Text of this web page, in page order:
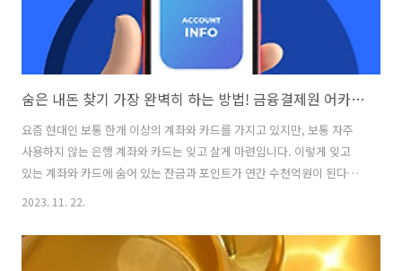
숨은 내돈 찾기 가장 완벽히 하는 방법! 금융결제원 어카운트인포!
요즘 현대인 보통 한개 이상의 계좌와 카드를 가지고 있지만, 보통 자주
사용하지 않는 은행 계좌와 카드는 잊고 살게 마련입니다. 이렇게 잊고
있는 계좌와 카드에 숨어 있는 잔금과 포인트가 연간 수천억원이 된다는
사실을 알고 계신가요? 지금부터 여러분의 숨은 내돈을 한번에 찾아주는
앱 다운로드 ☜ 숨은 내돈 찾기 앱 어플! 어카운트인포! 금융결제원 어카
운트인포를 통해 개인이 소유하고 있는 금융 정보를 손쉽게 확인하고, 한
2023. 11. 22.